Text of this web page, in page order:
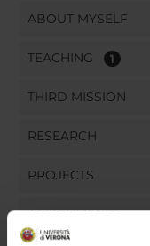
ABOUT MYSELF
TEACHING 1
THIRD MISSION
RESEARCH
PROJECTS
ASSIGNMENTS